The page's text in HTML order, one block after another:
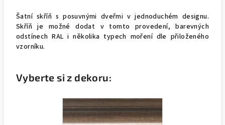
Šatní skříň s posuvnými dveřmi v jednoduchém designu.
Skříň je možné dodat v tomto provedení, barevných
odstínech RAL i několika typech moření dle přiloženého
vzorníku.
Vyberte si z dekoru: